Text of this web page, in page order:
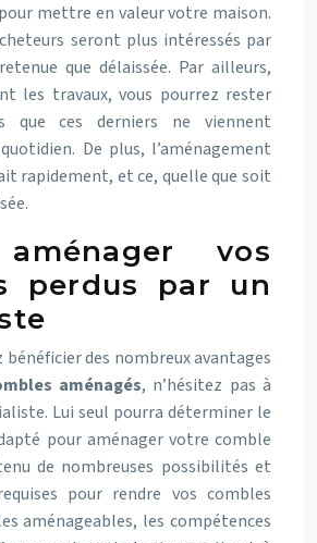
mettre en valeur votre maison.
seront plus intéressés par
que délaissée. Par ailleurs,
les travaux, vous pourrez rester
que ces derniers ne viennent
De plus, l’aménagement
rapidement, et ce, quelle que soit
vos
perdus par un
bénéficier des nombreux avantages
aménagés, n’hésitez pas à
Lui seul pourra déterminer le
pour aménager votre comble
de nombreuses possibilités et
pour rendre vos combles
aménageables, les compétences